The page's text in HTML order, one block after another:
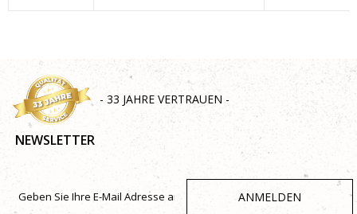
- 33 JAHRE VERTRAUEN -
NEWSLETTER
ANMELDEN